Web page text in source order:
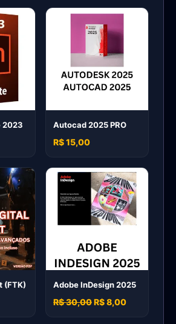
2023 Autocad 2025 PRO
R$ 15,00
(FTK) Adobe InDesign 2025
R$ 30,00R$ 8,00